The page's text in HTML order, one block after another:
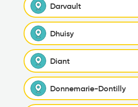
Darvault
Dhuisy
Diant
Donnemarie-Dontilly